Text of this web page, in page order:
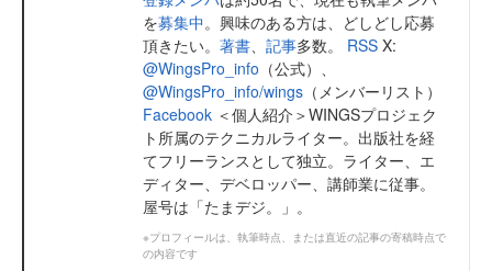
を募集中。興味のある方は、どしどし応募
頂きたい。 著書、 記事多数。 RSS X:
@WingsPro_info （公式）、
@WingsPro_info/wings （メンバーリスト）
Facebook ＜個人紹介＞WINGSプロジェク
ト所属のテクニカルライター。出版社を経
てフリーランスとして独立。ライター、エ
ディター、デベロッパー、講師業に従事。
屋号は「たまデジ。」。
※プロフィールは、執筆時点、または直近の記事の寄稿時点で
の内容です